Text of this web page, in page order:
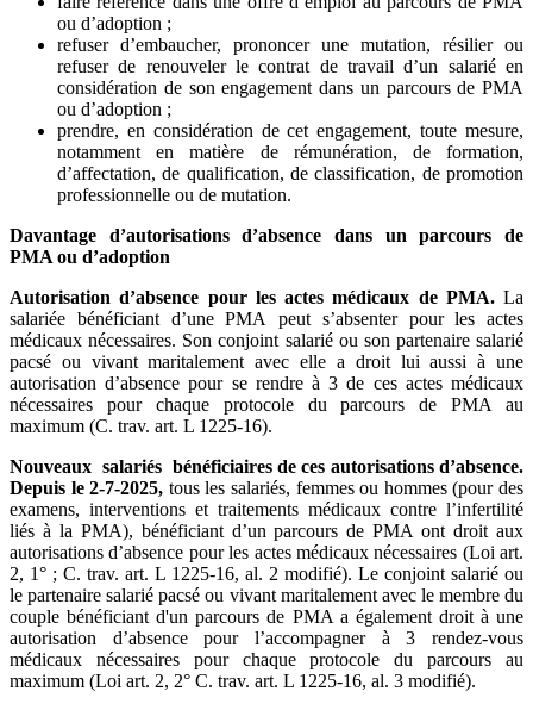
ou d’adoption ;
refuser d’embaucher, prononcer une mutation, résilier ou
refuser de renouveler le contrat de travail d’un salarié en
considération de son engagement dans un parcours de PMA
ou d’adoption ;
prendre, en considération de cet engagement, toute mesure,
notamment en matière de rémunération, de formation,
d’affectation, de qualification, de classification, de promotion
professionnelle ou de mutation.
Davantage d’autorisations d’absence dans un parcours de
PMA ou d’adoption
Autorisation d’absence pour les actes médicaux de PMA.La
salariée bénéficiant d’une PMA peut s’absenter pour les actes
médicaux nécessaires. Son conjoint salarié ou son partenaire salarié
pacsé ou vivant maritalement avec elle a droit lui aussi à une
autorisation d’absence pour se rendre à 3 de ces actes médicaux
nécessaires pour chaque protocole du parcours de PMA au
maximum (C. trav. art. L 1225-16).
Nouveaux salariés bénéficiaires de ces autorisations d’absence.
Depuis le 2-7-2025, tous les salariés, femmes ou hommes (pour des
examens, interventions et traitements médicaux contre l’infertilité
liés à la PMA), bénéficiant d’un parcours de PMA ont droit aux
autorisations d’absence pour les actes médicaux nécessaires (Loi art.
2, 1° ; C. trav. art. L 1225-16, al. 2 modifié). Le conjoint salarié ou
le partenaire salarié pacsé ou vivant maritalement avec le membre du
couple bénéficiant d'un parcours de PMA a également droit à une
autorisation d’absence pour l’accompagner à 3 rendez-vous
médicaux nécessaires pour chaque protocole du parcours au
maximum (Loi art. 2, 2° C. trav. art. L 1225-16, al. 3 modifié).